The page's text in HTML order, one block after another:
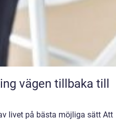
till
livet på bästa möjliga sätt Att